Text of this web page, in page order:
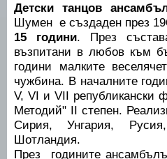
Детски танцов
Шумен е създаден през
15 години. През
възпитани в любов към
години малките
чужбина. В началните
V, VІ и VІІ
Методий" ІІ степен.
Сирия, Унгария,
Шотландия.
През годините